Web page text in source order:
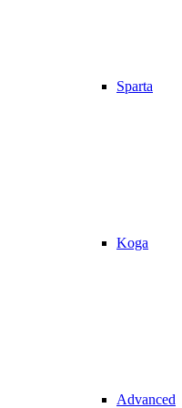
Sparta
Koga
Advanced